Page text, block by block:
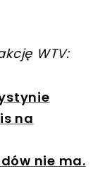
WTV:
na
nie ma.